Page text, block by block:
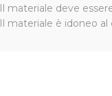
Il materiale deve
Il materiale è idoneo